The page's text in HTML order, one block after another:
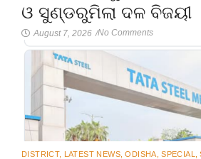
ଓ ସୁଣ୍ଡରୁମିଲା ଦଳ ବିଜୟୀ
August 7, 2026 /No Comments
DISTRICT, LATEST NEWS ODISHA SPECIAL